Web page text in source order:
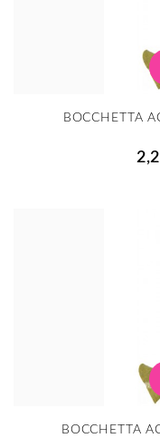
BOCCHETTA
BOCCHETTA